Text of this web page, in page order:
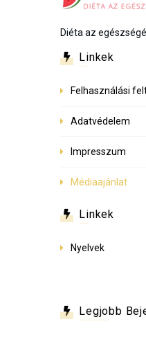
Diéta az
Linkek
Felhasználási
Adatvédelem
Impresszum
Médiaajánlat
Linkek
Nyelvek
Legjobb